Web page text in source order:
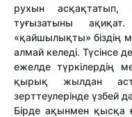
рухын асқақтатып,
туғызатыны
«қайшылықты» біздің
алмай келеді. Түсінсе
ежелде түркілердің
қырық жылдан
зерттеулерінде үзбей
Бірде ақынмен қысқа